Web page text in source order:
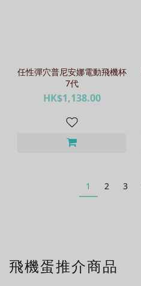
任性彈穴普尼安娜電動飛機杯
7代
HK$1,138.00
1 2 3
飛機蛋推介商品